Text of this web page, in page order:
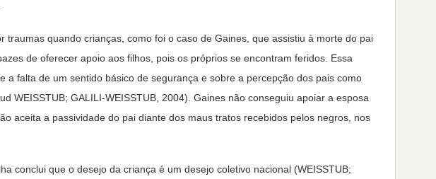
traumas quando crianças, como foi o caso de Gaines, que assistiu à morte do pai
de oferecer apoio aos filhos, pois os próprios se encontram feridos. Essa
a falta de um sentido básico de segurança e sobre a percepção dos pais como
WEISSTUB; GALILI-WEISSTUB, 2004). Gaines não conseguiu apoiar a esposa
aceita a passividade do pai diante dos maus tratos recebidos pelos negros, nos
conclui que o desejo da criança é um desejo coletivo nacional (WEISSTUB;